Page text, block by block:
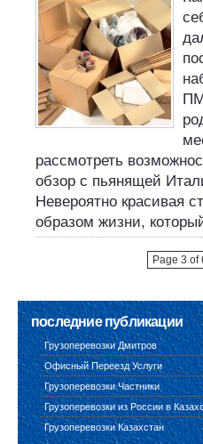
рассмотреть
обзор с пьянящей
Невероятно красивая
образом жизни,
Page 3 of
последние публикации
Грузоперевозки Дмитров
Офисный Переезд Услуги
Грузоперевозки Частники
Грузоперевозки из России в
Грузоперевозки Казахстан